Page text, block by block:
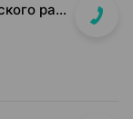
ул. Селицкого, д. 107 (м-н №52 Заводского райпищеторга)